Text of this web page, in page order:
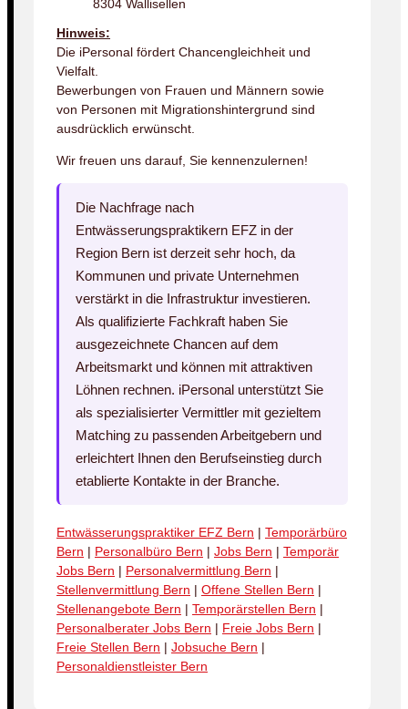
8304 Wallisellen
Hinweis:
Die iPersonal fördert Chancengleichheit und
Vielfalt.
Bewerbungen von Frauen und Männern sowie
von Personen mit Migrationshintergrund sind
ausdrücklich erwünscht.
Wir freuen uns darauf, Sie kennenzulernen!
Die Nachfrage nach
Entwässerungspraktikern EFZ in der
Region Bern ist derzeit sehr hoch, da
Kommunen und private Unternehmen
verstärkt in die Infrastruktur investieren.
Als qualifizierte Fachkraft haben Sie
ausgezeichnete Chancen auf dem
Arbeitsmarkt und können mit attraktiven
Löhnen rechnen. iPersonal unterstützt Sie
als spezialisierter Vermittler mit gezieltem
Matching zu passenden Arbeitgebern und
erleichtert Ihnen den Berufseinstieg durch
etablierte Kontakte in der Branche.
Entwässerungspraktiker EFZ Bern | Temporärbüro
Bern | Personalbüro Bern | Jobs Bern | Temporär
Jobs Bern | Personalvermittlung Bern |
Stellenvermittlung Bern | Offene Stellen Bern |
Stellenangebote Bern | Temporärstellen Bern |
Personalberater Jobs Bern | Freie Jobs Bern |
Freie Stellen Bern | Jobsuche Bern |
Personaldienstleister Bern